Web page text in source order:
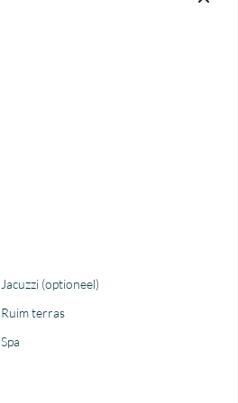
Jacuzzi (optioneel)
Ruim terras
Spa